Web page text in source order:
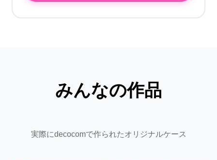
みんなの作品
実際にdecocomで作られたオリジナルケース